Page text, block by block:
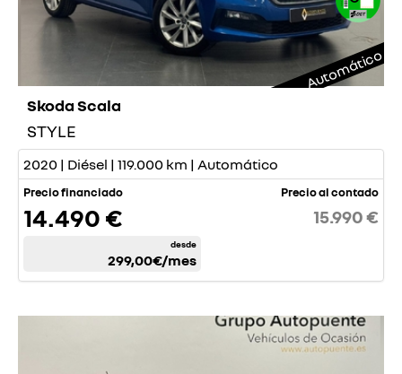
Automático
Skoda Scala
STYLE
2020 | Diésel | 119.000 km | Automático
Precio financiado
14.490 €
desde
299,00€/mes
Precio al contado
15.990 €